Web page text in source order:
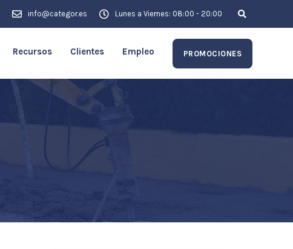
info@categor.es Lunes a Viernes: 08:00 - 20:00
Recursos Clientes Empleo PROMOCIONES